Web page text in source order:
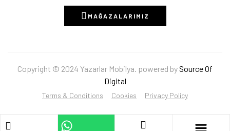
MAĞAZALARIMIZ
Copyright © 2024 Yazarlar Mobilya. powered bySource Of
Digital
Terms & Conditions Cookies Privacy Policy